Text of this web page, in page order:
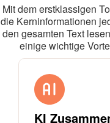
Mit dem erstklassigen
die Kerninformationen
den gesamten Text
einige wichtige
KI